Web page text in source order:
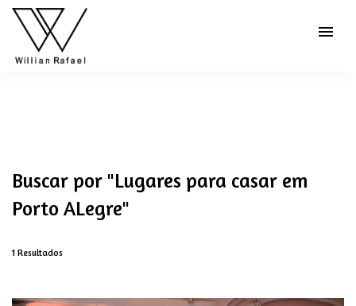
menu
Buscar por "Lugares para casar em
Porto ALegre"
1 Resultados